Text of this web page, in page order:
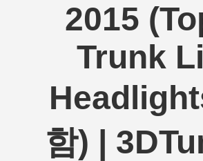
2015
Trunk
함) |